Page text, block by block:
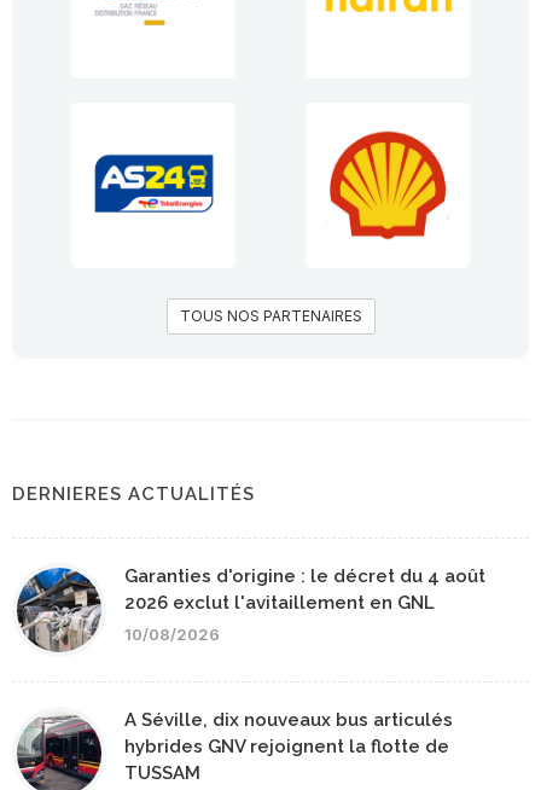
TOUS NOS PARTENAIRES
DERNIERES ACTUALITÉS
Garanties d'origine : le décret du 4 août
2026 exclut l'avitaillement en GNL
10/08/2026
A Séville, dix nouveaux bus articulés
hybrides GNV rejoignent la flotte de
TUSSAM